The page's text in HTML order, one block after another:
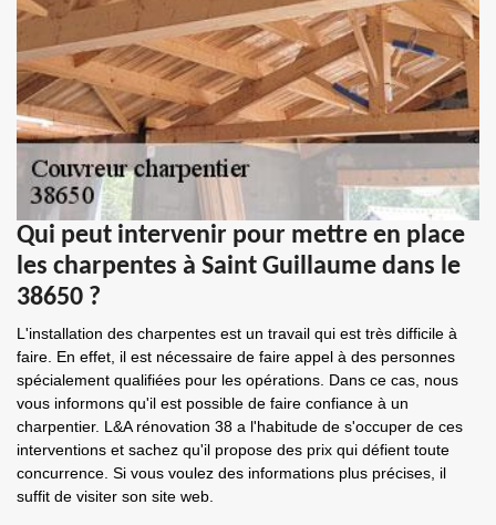
Qui peut intervenir pour mettre en place
les charpentes à Saint Guillaume dans le
38650 ?
L'installation des charpentes est un travail qui est très difficile à
faire. En effet, il est nécessaire de faire appel à des personnes
spécialement qualifiées pour les opérations. Dans ce cas, nous
vous informons qu'il est possible de faire confiance à un
charpentier. L&A rénovation 38 a l'habitude de s'occuper de ces
interventions et sachez qu'il propose des prix qui défient toute
concurrence. Si vous voulez des informations plus précises, il
suffit de visiter son site web.